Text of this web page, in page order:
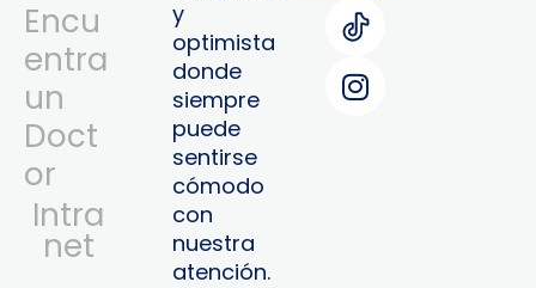
Encu
entra
un
Doct
or
Intra
Net
y
optimista
donde
siempre
puede
sentirse
cómodo
con
nuestra
atención.